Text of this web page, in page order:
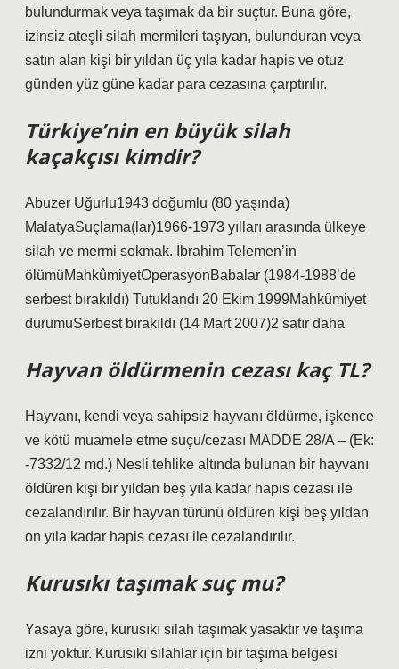
bulundurmak veya taşımak da bir suçtur. Buna göre,
izinsiz ateşli silah mermileri taşıyan, bulunduran veya
satın alan kişi bir yıldan üç yıla kadar hapis ve otuz
günden yüz güne kadar para cezasına çarptırılır.
Türkiye’nin en büyük silah
kaçakçısı kimdir?
Abuzer Uğurlu1943 doğumlu (80 yaşında)
MalatyaSuçlama(lar)1966-1973 yılları arasında ülkeye
silah ve mermi sokmak. İbrahim Telemen’in
ölümüMahkûmiyetOperasyonBabalar (1984-1988’de
serbest bırakıldı) Tutuklandı 20 Ekim 1999Mahkûmiyet
durumuSerbest bırakıldı (14 Mart 2007)2 satır daha
Hayvan öldürmenin cezası kaç TL?
Hayvanı, kendi veya sahipsiz hayvanı öldürme, işkence
ve kötü muamele etme suçu/cezası MADDE 28/A – (Ek:
-7332/12 md.) Nesli tehlike altında bulunan bir hayvanı
öldüren kişi bir yıldan beş yıla kadar hapis cezası ile
cezalandırılır. Bir hayvan türünü öldüren kişi beş yıldan
on yıla kadar hapis cezası ile cezalandırılır.
Kurusıkı taşımak suç mu?
Yasaya göre, kurusıkı silah taşımak yasaktır ve taşıma
izni yoktur. Kurusıkı silahlar için bir taşıma belgesi